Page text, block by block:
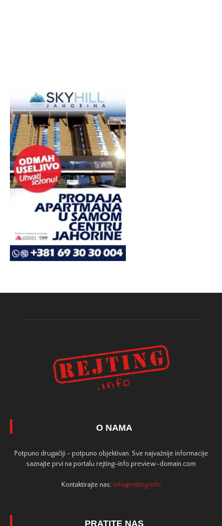
O NAMA
Potpuno drugačiji - potpuno objektivan. Sve najvažnije informacije
saznajte prvi na portalu rejting-info.preview-domain.com
Kontaktirajte nas: info@rejting.info
PRATITE NAS